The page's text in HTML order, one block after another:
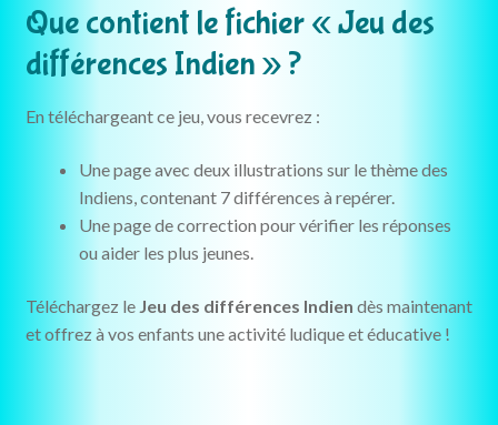
Que contient le fichier « Jeu des
différences Indien » ?
En téléchargeant ce jeu, vous recevrez :
Une page avec deux illustrations sur le thème des
Indiens, contenant 7 différences à repérer.
Une page de correction pour vérifier les réponses
ou aider les plus jeunes.
Téléchargez le Jeu des différences Indien dès maintenant
et offrez à vos enfants une activité ludique et éducative !